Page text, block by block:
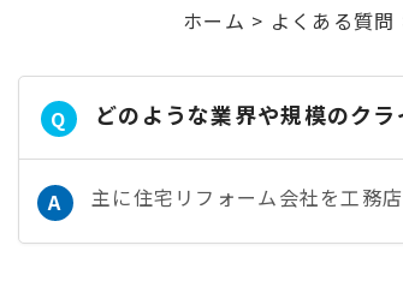
ホーム > よくある質問
Q どのような業界や規模のク
A 主に住宅リフォーム会社を工務